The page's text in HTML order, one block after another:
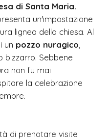
di Santa Maria.
un'impostazione
lignea della chiesa. Al
un pozzo nuragico
Sebbene
non fu mai
la celebrazione
di prenotare visite